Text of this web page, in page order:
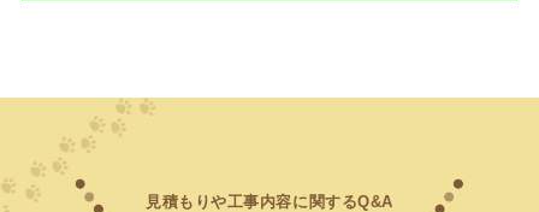
見積もりや工事内容に関するQ&A